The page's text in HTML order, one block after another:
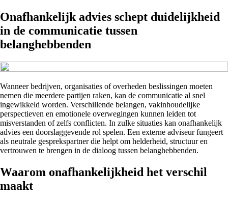
Onafhankelijk advies schept duidelijkheid
in de communicatie tussen
belanghebbenden
Wanneer bedrijven, organisaties of overheden beslissingen moeten
nemen die meerdere partijen raken, kan de communicatie al snel
ingewikkeld worden. Verschillende belangen, vakinhoudelijke
perspectieven en emotionele overwegingen kunnen leiden tot
misverstanden of zelfs conflicten. In zulke situaties kan onafhankelijk
advies een doorslaggevende rol spelen. Een externe adviseur fungeert
als neutrale gesprekspartner die helpt om helderheid, structuur en
vertrouwen te brengen in de dialoog tussen belanghebbenden.
Waarom onafhankelijkheid het verschil
maakt